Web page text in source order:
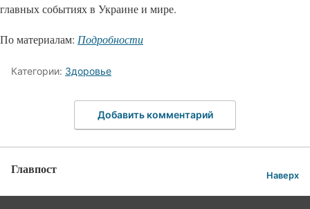
главных событиях в Украине и мире.
По материалам: Подробности
Категории: Здоровье
Добавить комментарий
Главпост Наверх